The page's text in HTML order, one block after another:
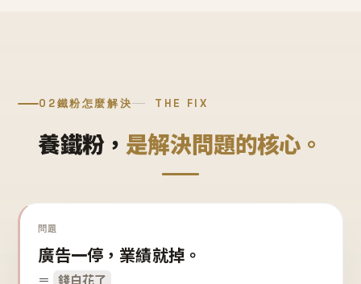
02鐵粉怎麼解決 THE FIX
養鐵粉， 是解決問題的核心。
問題
廣告一停，業績就掉。
＝ 錢白花了